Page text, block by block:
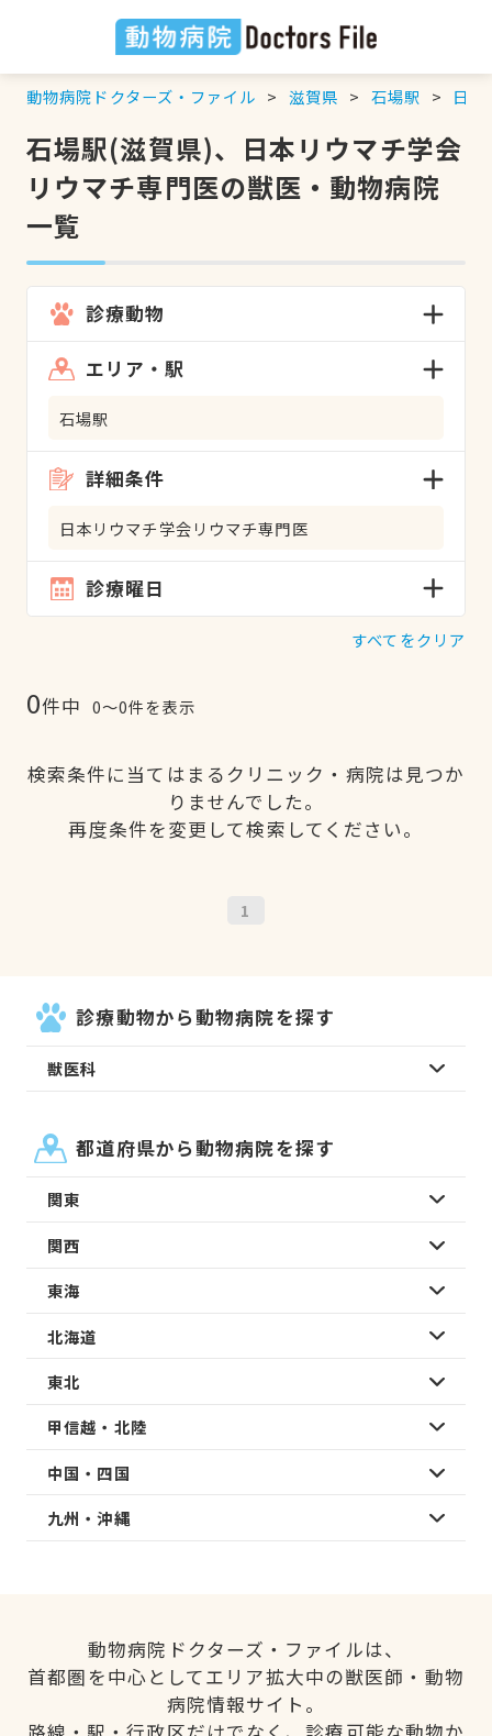
動物病院ドクターズ・ファイル 滋賀県 石場駅 日本
石場駅(滋賀県)、日本リウマチ学会
リウマチ専門医の獣医・動物病院
一覧
診療動物
エリア・駅
石場駅
詳細条件
日本リウマチ学会リウマチ専門医
診療曜日
すべてをクリア
0件中 0〜0件を表示
検索条件に当てはまるクリニック・病院は見つか
りませんでした。
再度条件を変更して検索してください。
1
診療動物から動物病院を探す
獣医科
都道府県から動物病院を探す
関東
関西
東海
北海道
東北
甲信越・北陸
中国・四国
九州・沖縄
動物病院ドクターズ・ファイルは、
首都圏を中心としてエリア拡大中の獣医師・動物
病院情報サイト。